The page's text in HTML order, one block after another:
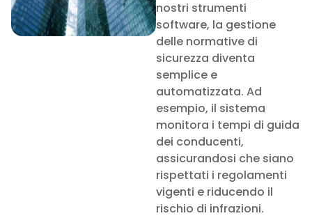
nostri strumenti
software, la gestione
delle normative di
sicurezza diventa
semplice e
automatizzata. Ad
esempio, il sistema
monitora i tempi di guida
dei conducenti,
assicurandosi che siano
rispettati i regolamenti
vigenti e riducendo il
rischio di infrazioni.